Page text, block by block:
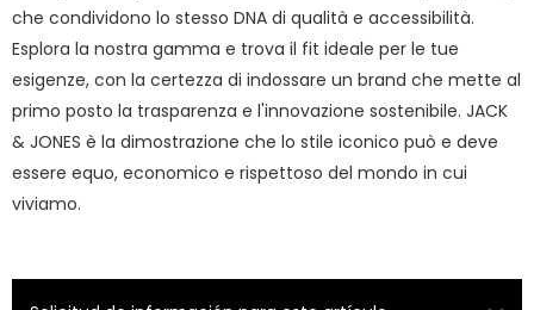
che condividono lo stesso DNA di qualità e accessibilità.
Esplora la nostra gamma e trova il fit ideale per le tue
esigenze, con la certezza di indossare un brand che mette al
primo posto la trasparenza e l'innovazione sostenibile. JACK
& JONES è la dimostrazione che lo stile iconico può e deve
essere equo, economico e rispettoso del mondo in cui
viviamo.